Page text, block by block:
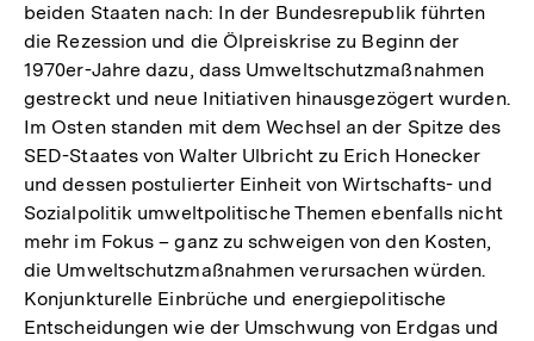
beiden Staaten nach: In der Bundesrepublik führten
die Rezession und die Ölpreiskrise zu Beginn der
1970er-Jahre dazu, dass Umweltschutzmaßnahmen
gestreckt und neue Initiativen hinausgezögert wurden.
Im Osten standen mit dem Wechsel an der Spitze des
SED-Staates von Walter Ulbricht zu Erich Honecker
und dessen postulierter Einheit von Wirtschafts- und
Sozialpolitik umweltpolitische Themen ebenfalls nicht
mehr im Fokus – ganz zu schweigen von den Kosten,
die Umweltschutzmaßnahmen verursachen würden.
Konjunkturelle Einbrüche und energiepolitische
Entscheidungen wie der Umschwung von Erdgas und